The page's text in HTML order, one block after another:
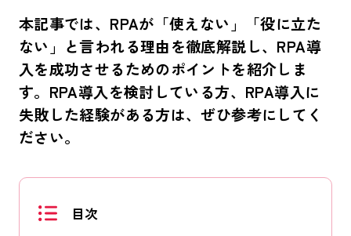
本記事では、RPAが「使えない」「役に立た
ない」と言われる理由を徹底解説し、RPA導
入を成功させるためのポイントを紹介しま
す。RPA導入を検討している方、RPA導入に
失敗した経験がある方は、ぜひ参考にしてく
ださい。
目次